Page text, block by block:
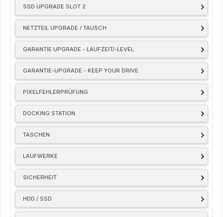
SSD UPGRADE SLOT 2
NETZTEIL UPGRADE / TAUSCH
GARANTIE UPGRADE - LAUFZEIT/-LEVEL
GARANTIE-UPGRADE - KEEP YOUR DRIVE
PIXELFEHLERPRÜFUNG
DOCKING STATION
TASCHEN
LAUFWERKE
SICHERHEIT
HDD / SSD